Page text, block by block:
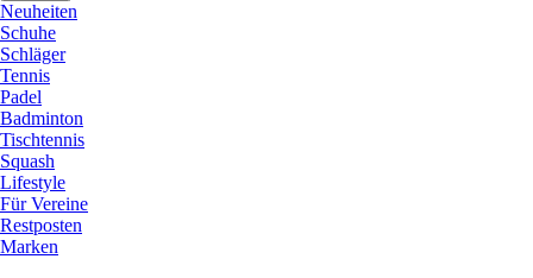
Neuheiten
Schuhe
Schläger
Tennis
Padel
Badminton
Tischtennis
Squash
Lifestyle
Für Vereine
Restposten
Marken